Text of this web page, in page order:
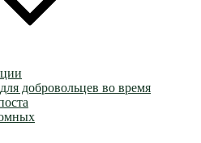
добровольцев во время